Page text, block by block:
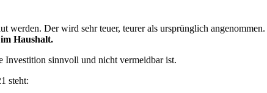
Der wird sehr teuer, teurer als ursprünglich angenommen.
Haushalt.
Investition sinnvoll und nicht vermeidbar ist.
steht: